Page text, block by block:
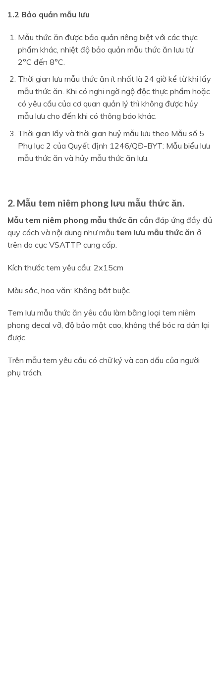
1.2 Bảo quản mẫu lưu
Mẫu thức ăn được bảo quản riêng biệt với các thực
phẩm khác, nhiệt độ bảo quản mẫu thức ăn lưu từ
2°C đến 8°C.
Thời gian lưu mẫu thức ăn ít nhất là 24 giờ kể từ khi lấy
mẫu thức ăn. Khi có nghi ngờ ngộ độc thực phẩm hoặc
có yêu cầu của cơ quan quản lý thì không được hủy
mẫu lưu cho đến khi có thông báo khác.
Thời gian lấy và thời gian huỷ mẫu lưu theo Mẫu số 5
Phụ lục 2 của Quyết định 1246/QĐ-BYT: Mẫu biểu lưu
mẫu thức ăn và hủy mẫu thức ăn lưu.
2. Mẫu tem niêm phong lưu mẫu thức ăn.
Mẫu tem niêm phong mẫu thức ăn cần đáp ứng đầy đủ
quy cách và nội dung như mẫu tem lưu mẫu thức ăn ở
trên do cục VSATTP cung cấp.
Kích thước tem yêu cầu: 2x15cm
Màu sắc, hoa văn: Không bắt buộc
Tem lưu mẫu thức ăn yêu cầu làm bằng loại tem niêm
phong decal vỡ, độ bảo mật cao, không thể bóc ra dán lại
được.
Trên mẫu tem yêu cầu có chữ ký và con dấu của người
phụ trách.